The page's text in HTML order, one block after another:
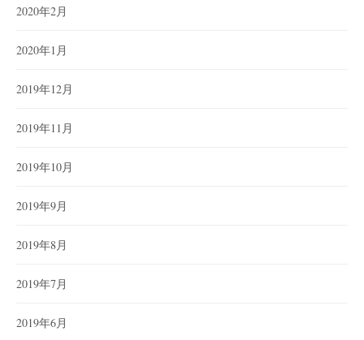
2020年2月
2020年1月
2019年12月
2019年11月
2019年10月
2019年9月
2019年8月
2019年7月
2019年6月